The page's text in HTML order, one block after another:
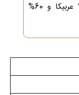
دانه قهوه لاوازا گرن اسپرسو - 40% عربیکا و 60%